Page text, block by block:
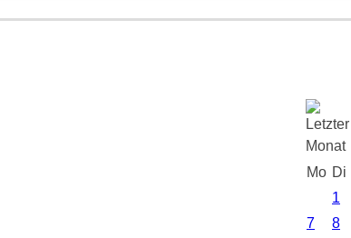
Mo Di
1
7
8